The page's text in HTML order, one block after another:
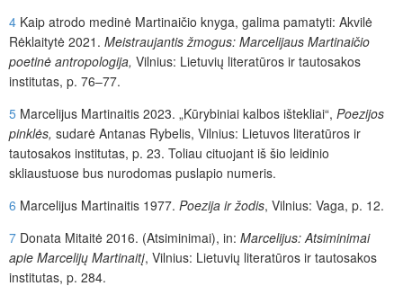
4 Kaip atrodo medinė Martinaičio knyga, galima pamatyti: Akvilė
Rėklaitytė 2021. Meistraujantis žmogus: Marcelijaus Martinaičio
poetinė antropologija, Vilnius: Lietuvių literatūros ir tautosakos
institutas, p. 76–77.
5 Marcelijus Martinaitis 2023. „Kūrybiniai kalbos ištekliai“, Poezijos
pinklės, sudarė Antanas Rybelis, Vilnius: Lietuvos literatūros ir
tautosakos institutas, p. 23. Toliau cituojant iš šio leidinio
skliaustuose bus nurodomas puslapio numeris.
6 Marcelijus Martinaitis 1977. Poezija ir žodis, Vilnius: Vaga, p. 12.
7 Donata Mitaitė 2016. (Atsiminimai), in: Marcelijus: Atsiminimai
apie Marcelijų Martinaitį, Vilnius: Lietuvių literatūros ir tautosakos
institutas, p. 284.